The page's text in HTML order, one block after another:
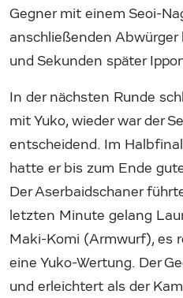
Gegner mit einem Seoi-
anschließenden Abwürger
und Sekunden später
In der nächsten Runde
mit Yuko, wieder war der
entscheidend. Im
hatte er bis zum Ende
Der Aserbaidschaner
letzten Minute gelang
Maki-Komi (Armwurf), es
eine Yuko-Wertung. Der
und erleichtert als der